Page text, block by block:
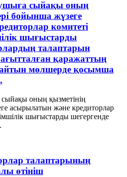
сыйақы оның
бойынша жүзеге
комитеті
шығыстарды
талаптарын
қаражаттың
мөлшерде қосымша
оның қызметінің
асырылатын және кредиторлар
шығыстарды шегергенде
талаптарының
өтініш